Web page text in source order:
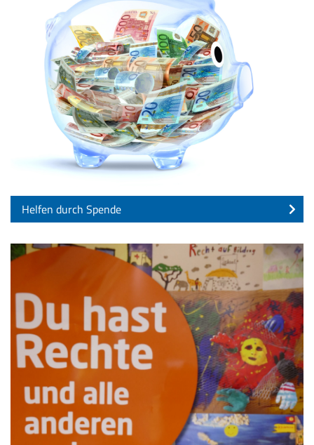
Helfen durch Spende